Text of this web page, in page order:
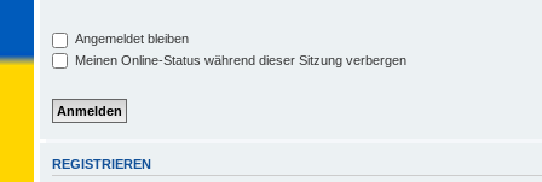
Angemeldet bleiben
Meinen Online-Status während dieser Sitzung verbergen
REGISTRIEREN